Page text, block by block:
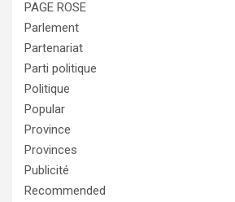
PAGE ROSE
Parlement
Partenariat
Parti politique
Politique
Popular
Province
Provinces
Publicité
Recommended